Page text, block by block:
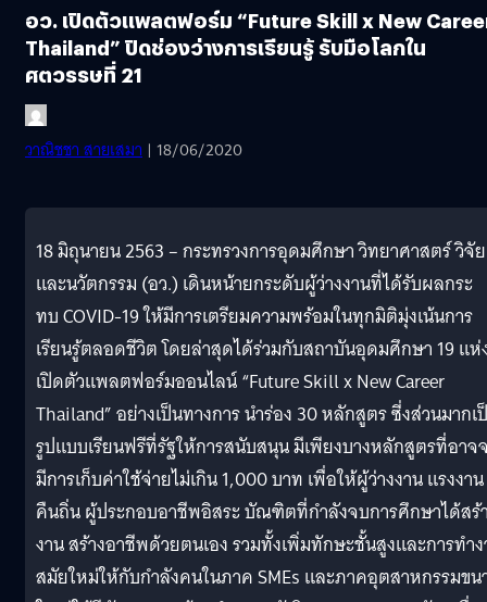
อว. เปิดตัวแพลตฟอร์ม “Future Skill x New
Thailand” ปิดช่องว่างการเรียนรู้ รับมือโลกใน
ศตวรรษที่ 21
วาณิชชา สายเสมา | 18/06/2020
18 มิถุนายน 2563 – กระทรวงการอุดมศึกษา วิทยาศาสตร์ วิจัย
และนวัตกรรม (อว.) เดินหน้ายกระดับผู้ว่างงานที่ได้รับผลกระ
ทบ COVID-19 ให้มีการเตรียมความพร้อมในทุกมิติมุ่งเน้นการ
เรียนรู้ตลอดชีวิต โดยล่าสุดได้ร่วมกับสถาบันอุดมศึกษา 19 แห่
เปิดตัวแพลตฟอร์มออนไลน์ “Future Skill x New Career
Thailand” อย่างเป็นทางการ นำร่อง 30 หลักสูตร ซี่งส่วนมากเ
รูปแบบเรียนฟรีที่รัฐให้การสนับสนุน มีเพียงบางหลักสูตรที่อาจ
มีการเก็บค่าใช้จ่ายไม่เกิน 1,000 บาท เพื่อให้ผู้ว่างงาน แรงงาน
คืนถิ่น ผู้ประกอบอาชีพอิสระ บัณฑิตที่กำลังจบการศึกษาได้สร้
งาน สร้างอาชีพด้วยตนเอง รวมทั้งเพิ่มทักษะชั้นสูงและการทำ
สมัยใหม่ให้กับกำลังคนในภาค SMEs และภาคอุตสาหกรรมข